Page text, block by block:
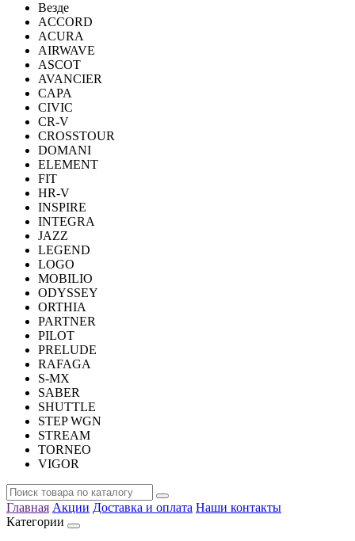
Везде
ACCORD
ACURA
AIRWAVE
ASCOT
AVANCIER
CAPA
CIVIC
CR-V
CROSSTOUR
DOMANI
ELEMENT
FIT
HR-V
INSPIRE
INTEGRA
JAZZ
LEGEND
LOGO
MOBILIO
ODYSSEY
ORTHIA
PARTNER
PILOT
PRELUDE
RAFAGA
S-MX
SABER
SHUTTLE
STEP WGN
STREAM
TORNEO
VIGOR
Главная Акции Доставка и оплата Наши контакты
Категории